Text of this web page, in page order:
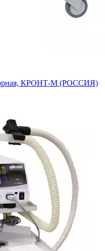
КРОНТ-М (РОССИЯ)